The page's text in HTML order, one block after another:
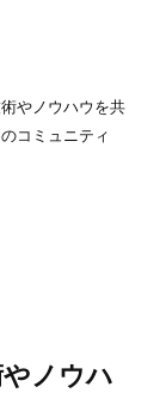
やノウハウを共
のコミュニティ
ノウハ